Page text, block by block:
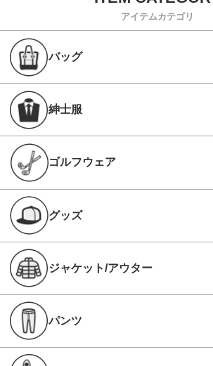
アイテムカテゴリ
バッグ
紳士服
ゴルフウェア
グッズ
ジャケット/アウター
パンツ